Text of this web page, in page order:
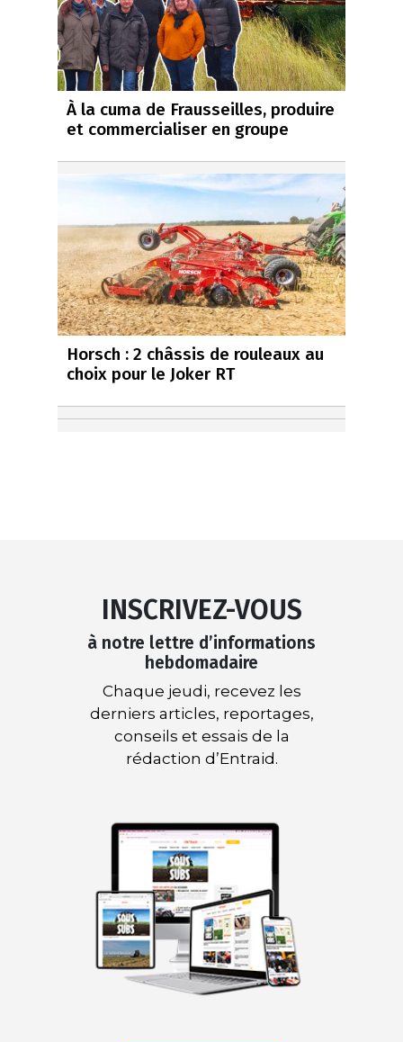
À la cuma de Frausseilles, produire
et commercialiser en groupe
Horsch : 2 châssis de rouleaux au
choix pour le Joker RT
INSCRIVEZ-VOUS
à notre lettre d’informations
hebdomadaire
Chaque jeudi, recevez les
derniers articles, reportages,
conseils et essais de la
rédaction d’Entraid.